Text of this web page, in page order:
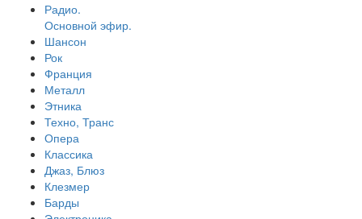
Радио.
Основной эфир.
Шансон
Рок
Франция
Металл
Этника
Техно, Транс
Опера
Классика
Джаз, Блюз
Клезмер
Барды